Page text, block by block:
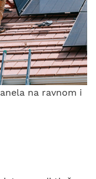
na ravnom i